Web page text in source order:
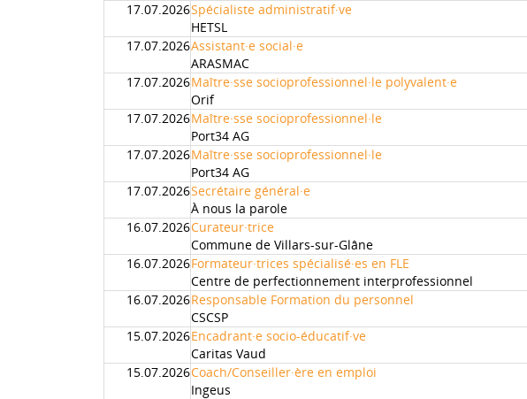
17.07.2026Spécialiste administratif·ve
HETSL
17.07.2026Assistant·e social·e
ARASMAC
17.07.2026Maître·sse socioprofessionnel·le polyvalent·e
Orif
17.07.2026Maître·sse socioprofessionnel·le
Port34 AG
17.07.2026Maître·sse socioprofessionnel·le
Port34 AG
17.07.2026Secrétaire général·e
À nous la parole
16.07.2026Curateur·trice
Commune de Villars-sur-Glâne
16.07.2026Formateur·trices spécialisé·es en FLE
Centre de perfectionnement interprofessionnel
16.07.2026Responsable Formation du personnel
CSCSP
15.07.2026Encadrant·e socio-éducatif·ve
Caritas Vaud
15.07.2026Coach/Conseiller·ère en emploi
Ingeus